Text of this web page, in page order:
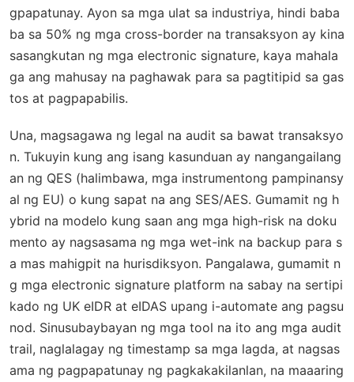
gpapatunay. Ayon sa mga ulat sa industriya, hindi baba
ba sa 50% ng mga cross-border na transaksyon ay kina
sasangkutan ng mga electronic signature, kaya mahala
ga ang mahusay na paghawak para sa pagtitipid sa gas
tos at pagpapabilis.
Una, magsagawa ng legal na audit sa bawat transaksyo
n. Tukuyin kung ang isang kasunduan ay nangangailang
an ng QES (halimbawa, mga instrumentong pampinansy
al ng EU) o kung sapat na ang SES/AES. Gumamit ng h
ybrid na modelo kung saan ang mga high-risk na doku
mento ay nagsasama ng mga wet-ink na backup para s
a mas mahigpit na hurisdiksyon. Pangalawa, gumamit n
g mga electronic signature platform na sabay na sertipi
kado ng UK eIDR at eIDAS upang i-automate ang pagsu
nod. Sinusubaybayan ng mga tool na ito ang mga audit
trail, naglalagay ng timestamp sa mga lagda, at nagsas
ama ng pagpapatunay ng pagkakakilanlan, na maaaring